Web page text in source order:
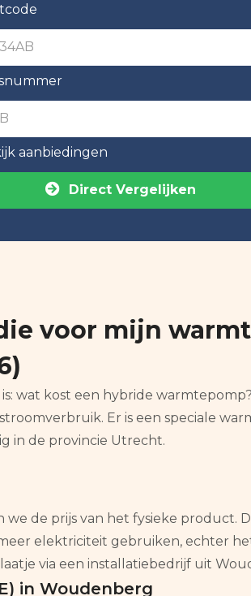
aanbiedingen
Direct Vergelijken
voor mijn
wat kost een hybride
Er is een speciale
in de provincie Utrecht.
we de prijs van het fysieke product.
elektriciteit gebruiken, echter
via een installatiebedrijf uit
in Woudenberg